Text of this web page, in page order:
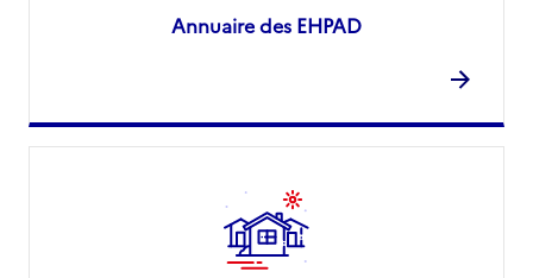
Annuaire des EHPAD